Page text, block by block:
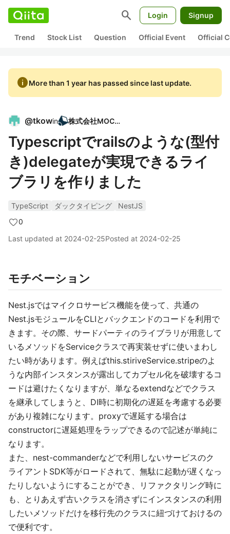
search Login Signup
Trend Stock List Question Official Event Official
infoMore than 1 year has passed since last update.
@tkowin 株式会社MOCHI
Typescriptでrailsのような(型付
き)delegateが実現できるライ
ブラリを作りました
TypeScript ダックタイピング
NestJS
0
Last updated at 2024-02-25Posted at 2024-02-25
モチベーション
Nest.jsではマイクロサービス機能を使って、共通の
Nest.jsモジュールをCLIとバックエンドのコードを利用で
きます。その際、サードパーティのライブラリが用意して
いるメソッドをServiceクラスで再実装せずに使いまわし
たい時があります。例えばthis.stiriveService.stripeのよ
うな内部インスタンスが露出してカプセル化を破壊するコ
ードは避けたくなりますが、単なるextendなどでクラス
を継承してしまうと、DI時に初期化の遅延を考慮する必要
があり複雑になります。proxyで遅延する場合は
constructorに遅延処理をラップできるので記述が単純に
なります。
また、nest-commanderなどで利用しないサービスのク
ライアントSDK等がロードされて、無駄に起動が遅くなっ
たりしないようにすることができ、リファクタリング時に
も、とりあえず古いクラスを消さずにインスタンスの利用
したいメソッドだけを移行先のクラスに紐づけておけるの
で便利です。